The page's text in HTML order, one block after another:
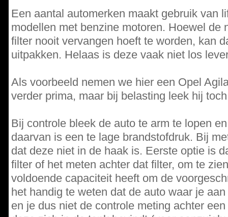
Een aantal automerken maakt gebruik van
modellen met benzine motoren. Hoewel de
filter nooit vervangen hoeft te worden, kan
uitpakken. Helaas is deze vaak niet los
Als voorbeeld nemen we hier een Opel
verder prima, maar bij belasting leek hij
Bij controle bleek de auto te arm te lopen
daarvan is een te lage brandstofdruk. Bij
dat deze niet in de haak is. Eerste optie is
filter of het meten achter dat filter, om te
voldoende capaciteit heeft om de
het handig te weten dat de auto waar je
en je dus niet de controle meting achter